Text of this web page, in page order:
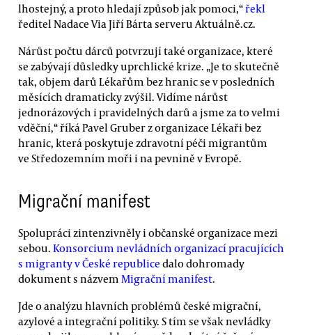
lhostejný, a proto hledají způsob jak pomoci,“řekl
ředitel Nadace Via Jiří Bárta serveru Aktuálně.cz.
Nárůst počtu dárců potvrzují také organizace, které
se zabývají důsledky uprchlické krize. „Je to skutečně
tak, objem darů Lékařům bez hranic se v posledních
měsících dramaticky zvýšil. Vidíme nárůst
jednorázových i pravidelných darů a jsme za to velmi
vděční,“ říká Pavel Gruber z organizace Lékaři bez
hranic, která poskytuje zdravotní péči migrantům
ve Středozemním moři i na pevnině v Evropě.
Migrační manifest
Spolupráci zintenzivněly i občanské organizace mezi
sebou. Konsorcium nevládních organizací pracujících
s migranty v České republice dalo dohromady
dokument s názvem Migrační manifest.
Jde o analýzu hlavních problémů české migrační,
azylové a integrační politiky. S tím se však nevládky